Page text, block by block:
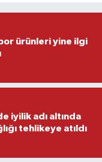
ürünleri yine ilgi
iyilik adı altında
tehlikeye atıldı